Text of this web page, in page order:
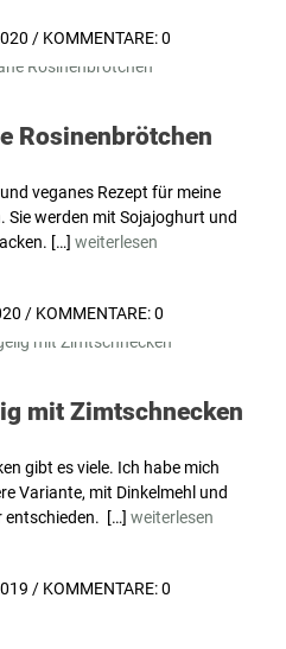
/KOMMENTARE: 0
Rosinenbrötchen
veganes Rezept für meine
Sie werden mit Sojajoghurt und
[…] weiterlesen
/KOMMENTARE: 0
mit Zimtschnecken
gibt es viele. Ich habe mich
Variante, mit Dinkelmehl und
entschieden. […] weiterlesen
/KOMMENTARE: 0